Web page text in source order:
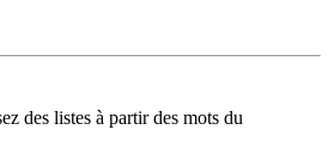
des listes à partir des mots du